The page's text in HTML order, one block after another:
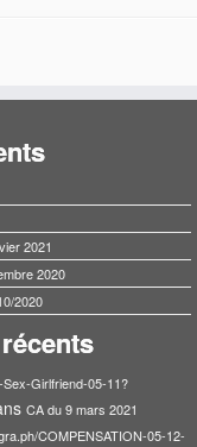
2021
2020
2020
Girlfriend-05-11?
CA du 9 mars 2021
COMPENSATION-05-12-